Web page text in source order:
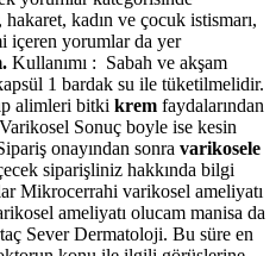
kadın ve çocuk istismarı,
içeren yorumlar da yer
Kullanımı : Sabah ve akşam
1 bardak su ile tüketilmelidir.
alimleri bitki krem faydalarından
Sonuç boyle ise kesin
onayından sonra varikosele
siparişliniz hakkında bilgi
Mikrocerrahi varikosel ameliyatı
ameliyatı olucam manisa da
Sever Dermatoloji. Bu süre en